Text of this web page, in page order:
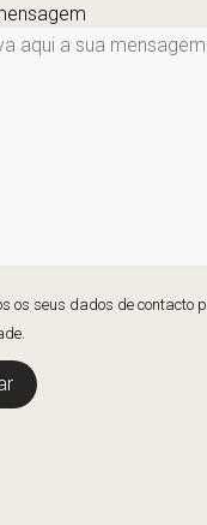
os seus dados de contacto